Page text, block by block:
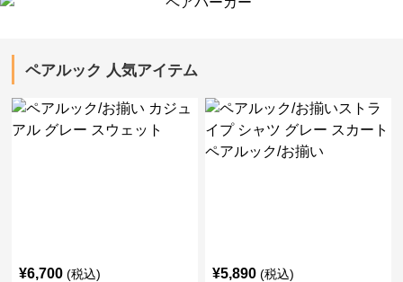
ペアルック 人気アイテム
¥6,700 (税込) ¥5,890 (税込)